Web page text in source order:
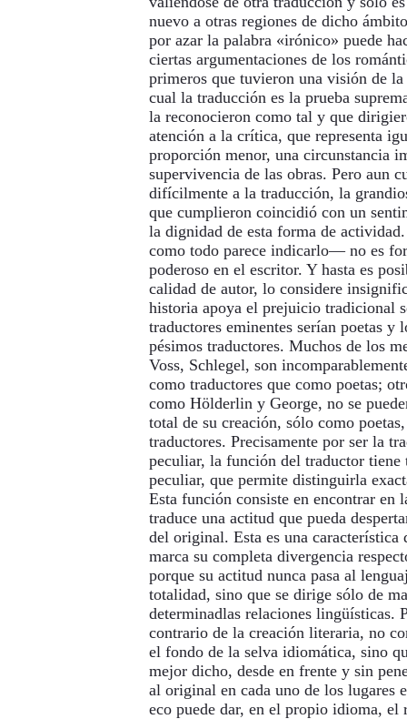
nuevo a otras regiones de dicho
por azar la palabra «irónico» puede
ciertas argumentaciones de los
primeros que tuvieron una visión de
cual la traducción es la prueba
la reconocieron como tal y que
atención a la crítica, que representa
proporción menor, una circunstancia
supervivencia de las obras. Pero aun
difícilmente a la traducción, la
que cumplieron coincidió con un
la dignidad de esta forma de
como todo parece indicarlo— no es
poderoso en el escritor. Y hasta es
calidad de autor, lo considere
historia apoya el prejuicio tradicional
traductores eminentes serían poetas y
pésimos traductores. Muchos de los
Voss, Schlegel, son
como traductores que como poetas;
como Hölderlin y George, no se
total de su creación, sólo como
traductores. Precisamente por ser la
peculiar, la función del traductor tiene
peculiar, que permite distinguirla
Esta función consiste en encontrar en
traduce una actitud que pueda
del original. Esta es una característica
marca su completa divergencia
porque su actitud nunca pasa al
totalidad, sino que se dirige sólo de
determinadlas relaciones lingüísticas.
contrario de la creación literaria, no
el fondo de la selva idiomática, sino
mejor dicho, desde en frente y sin
al original en cada uno de los lugares
eco puede dar, en el propio idioma, el